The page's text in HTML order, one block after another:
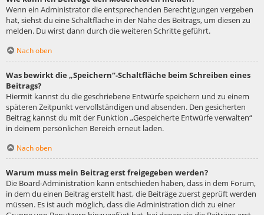
Wenn ein Administrator die entsprechenden Berechtigungen vergeben
hat, siehst du eine Schaltfläche in der Nähe des Beitrags, um diesen zu
melden. Du wirst dann durch die weiteren Schritte geführt.
Nach oben
Was bewirkt die „Speichern“-Schaltfläche beim Schreiben eines
Beitrags?
Hiermit kannst du die geschriebene Entwürfe speichern und zu einem
späteren Zeitpunkt vervollständigen und absenden. Den gesicherten
Beitrag kannst du mit der Funktion „Gespeicherte Entwürfe verwalten“
in deinem persönlichen Bereich erneut laden.
Nach oben
Warum muss mein Beitrag erst freigegeben werden?
Die Board-Administration kann entschieden haben, dass in dem Forum,
in dem du einen Beitrag erstellt hast, die Beiträge zuerst geprüft werden
müssen. Es ist auch möglich, dass die Administration dich zu einer